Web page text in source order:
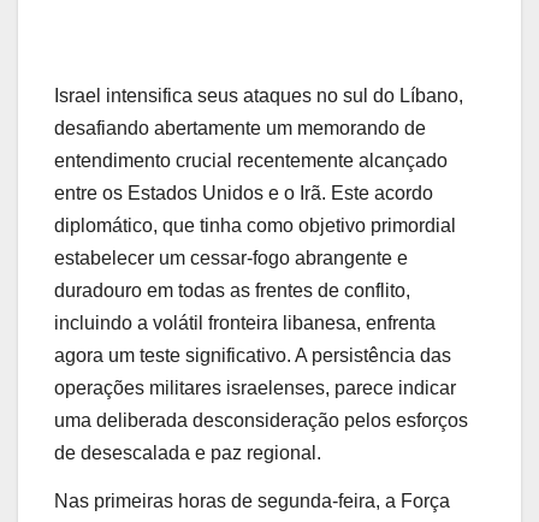
Israel intensifica seus ataques no sul do Líbano,
desafiando abertamente um memorando de
entendimento crucial recentemente alcançado
entre os Estados Unidos e o Irã. Este acordo
diplomático, que tinha como objetivo primordial
estabelecer um cessar-fogo abrangente e
duradouro em todas as frentes de conflito,
incluindo a volátil fronteira libanesa, enfrenta
agora um teste significativo. A persistência das
operações militares israelenses, parece indicar
uma deliberada desconsideração pelos esforços
de desescalada e paz regional.
Nas primeiras horas de segunda-feira, a Força